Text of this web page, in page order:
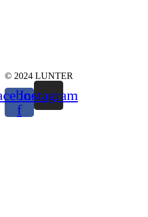
© 2024 LUNTER
f
Instagram